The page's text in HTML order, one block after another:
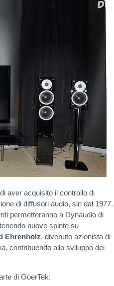
aver acquisito il controllo di
di diffusori audio, sin dal 1977.
permetteranno a Dynaudio di
nuove spinte su
Ehrenholz, divenuto azionista di
contribuendo allo sviluppo dei
di GoerTek: